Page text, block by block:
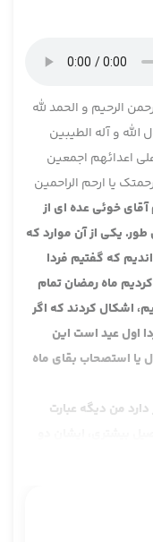
الرحیم و الحمد لله
و آله الطیبین
اعدائهم اجمعین
یا ارحم الراحمین
خوئی عده ای از
یکی از آن موارد که
که گفتیم فردا
ماه رمضان تمام
اشکال کردند که اگر
اول عید است این
استصحاب بقای ماه
من دیگه عبارت
خودشان هم سعی می